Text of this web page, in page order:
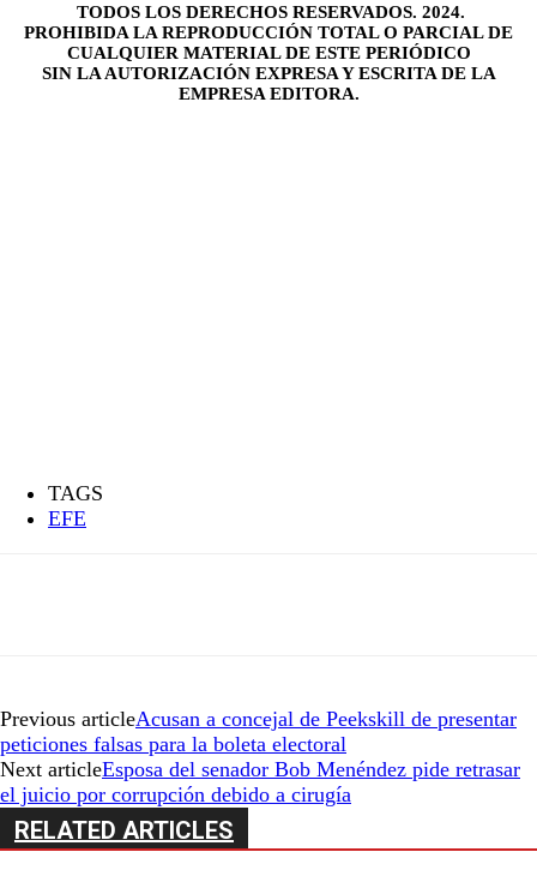
TODOS LOS DERECHOS RESERVADOS. 2024.
PROHIBIDA LA REPRODUCCIÓN TOTAL O PARCIAL DE
CUALQUIER MATERIAL DE ESTE PERIÓDICO
SIN LA AUTORIZACIÓN EXPRESA Y ESCRITA DE LA
EMPRESA EDITORA.
TAGS
EFE
Previous articleAcusan a concejal de Peekskill de presentar
peticiones falsas para la boleta electoral
Next articleEsposa del senador Bob Menéndez pide retrasar
el juicio por corrupción debido a cirugía
RELATED ARTICLES